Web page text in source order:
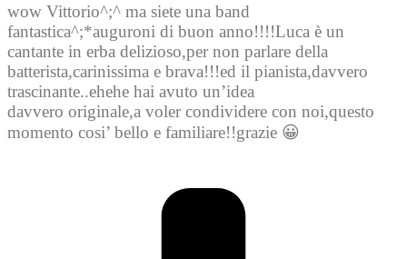
wow Vittorio^;^ ma siete una band
fantastica^;*auguroni di buon anno!!!!Luca è un
cantante in erba delizioso,per non parlare della
batterista,carinissima e brava!!!ed il pianista,davvero
trascinante..ehehe hai avuto un’idea
davvero originale,a voler condividere con noi,questo
momento cosi’ bello e familiare!!grazie 😀